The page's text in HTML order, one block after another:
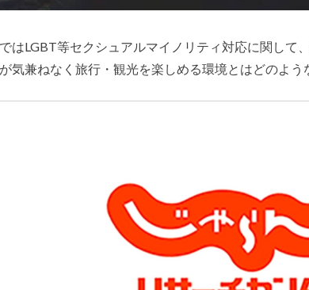
はLGBT等セクシュアルマイノリティ対応に関して
気兼ねなく旅行・観光を楽しめる環境とはどのよう